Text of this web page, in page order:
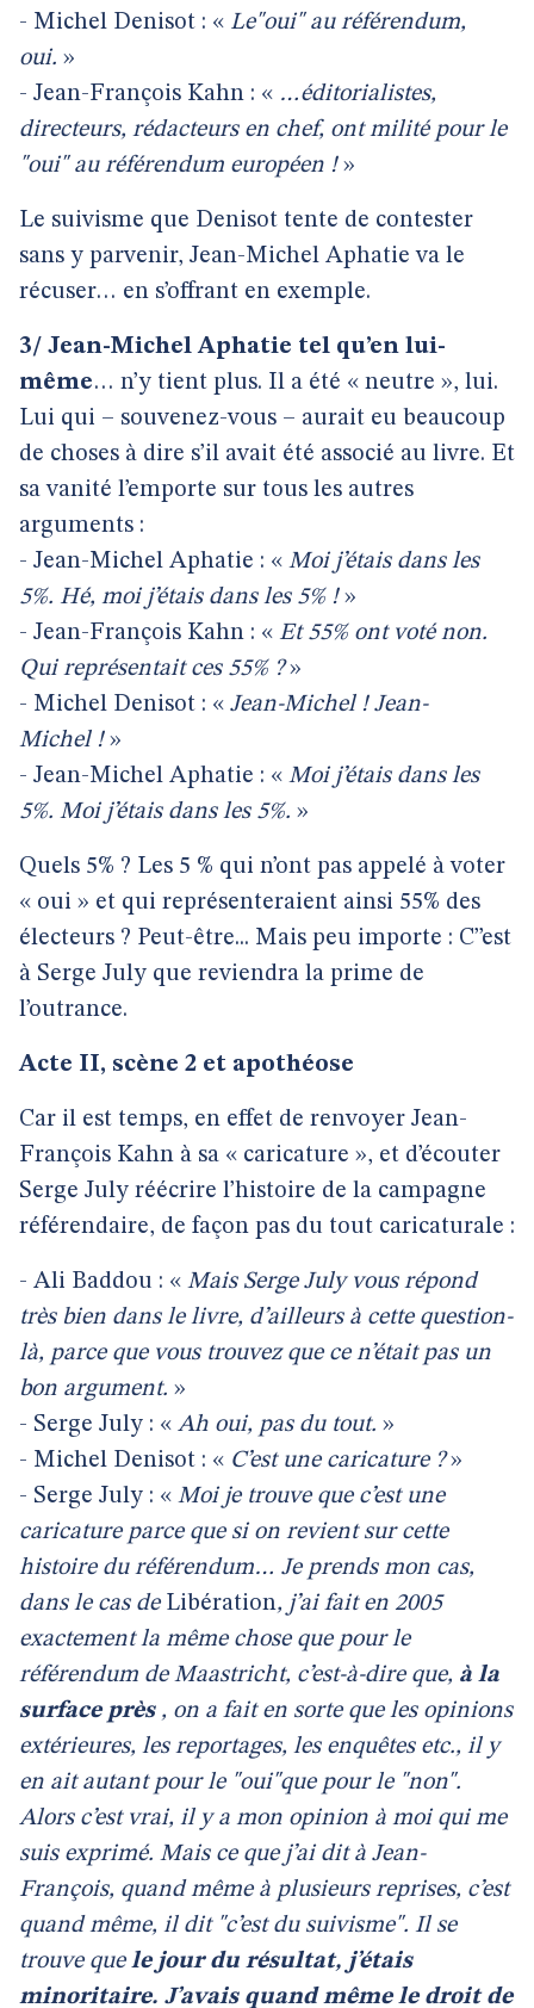
- Michel Denisot : « Le"oui" au référendum,
oui. »
- Jean-François Kahn : « …éditorialistes,
directeurs, rédacteurs en chef, ont milité pour le
"oui" au référendum européen !»
Le suivisme que Denisot tente de contester
sans y parvenir, Jean-Michel Aphatie va le
récuser… en s’offrant en exemple.
3/ Jean-Michel Aphatie tel qu’en lui-
même… n’y tient plus. Il a été « neutre », lui.
Lui qui – souvenez-vous – aurait eu beaucoup
de choses à dire s’il avait été associé au livre. Et
sa vanité l’emporte sur tous les autres
arguments :
- Jean-Michel Aphatie : « Moi j’étais dans les
5%. Hé, moi j’étais dans les 5% !»
- Jean-François Kahn : « Et 55% ont voté non.
Qui représentait ces 55% ?»
- Michel Denisot : « Jean-Michel ! Jean-
Michel !»
- Jean-Michel Aphatie : « Moi j’étais dans les
5%. Moi j’étais dans les 5%. »
Quels 5% ? Les 5 % qui n’ont pas appelé à voter
« oui » et qui représenteraient ainsi 55% des
électeurs ? Peut-être... Mais peu importe : C’’est
à Serge July que reviendra la prime de
l’outrance.
Acte II, scène 2 et apothéose
Car il est temps, en effet de renvoyer Jean-
François Kahn à sa « caricature », et d’écouter
Serge July réécrire l’histoire de la campagne
référendaire, de façon pas du tout caricaturale :
- Ali Baddou : « Mais Serge July vous répond
très bien dans le livre, d’ailleurs à cette question-
là, parce que vous trouvez que ce n’était pas un
bon argument. »
- Serge July : « Ah oui, pas du tout. »
- Michel Denisot : « C’est une caricature ?»
- Serge July : « Moi je trouve que c’est une
caricature parce que si on revient sur cette
histoire du référendum… Je prends mon cas,
dans le cas de Libération, j’ai fait en 2005
exactement la même chose que pour le
référendum de Maastricht, c’est-à-dire que, à la
surface près , on a fait en sorte que les opinions
extérieures, les reportages, les enquêtes etc., il y
en ait autant pour le "oui"que pour le "non".
Alors c’est vrai, il y a mon opinion à moi qui me
suis exprimé. Mais ce que j’ai dit à Jean-
François, quand même à plusieurs reprises, c’est
quand même, il dit "c’est du suivisme". Il se
trouve que le jour du résultat, j’étais
minoritaire. J’avais quand même le droit de